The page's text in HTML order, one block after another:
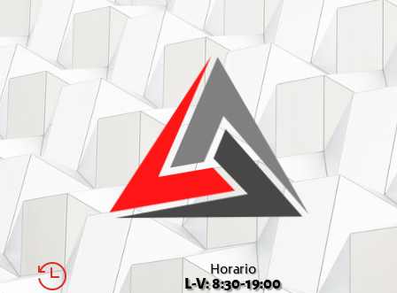
 Horario
L-V: 8:30-19:00